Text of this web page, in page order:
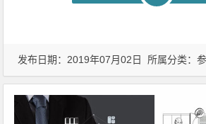
发布日期：2019年07月02日 所属分类：